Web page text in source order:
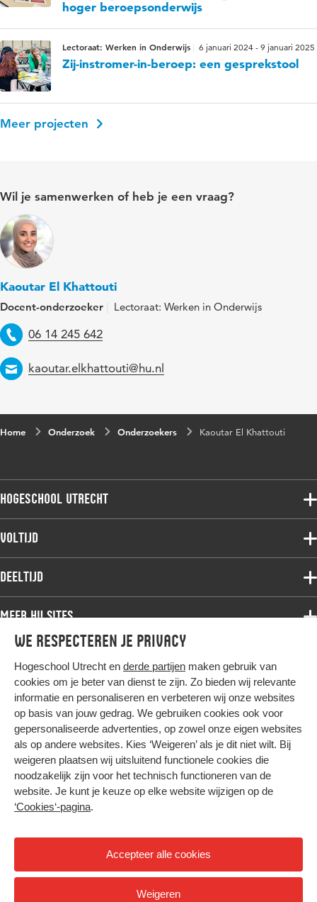
We respecteren je privacy
Hogeschool Utrecht en derde partijen maken gebruik van
cookies om je beter van dienst te zijn. Zo bieden wij relevante
informatie en personaliseren en verbeteren wij onze websites
op basis van jouw gedrag. We gebruiken cookies ook voor
gepersonaliseerde advertenties, op zowel onze eigen websites
als op andere websites. Kies ‘Weigeren’ als je dit niet wilt. Bij
weigeren plaatsen wij uitsluitend functionele cookies die
noodzakelijk zijn voor het technisch functioneren van de
website. Je kunt je keuze op elke website wijzigen op de
‘Cookies‘-pagina.
Accepteer alle cookies
Weigeren
hoger beroepsonderwijs
Lectoraat: Werken in Onderwijs 6 januari 2024 - 9 januari 2025
Zij-instromer-in-beroep: een gesprekstool
Meer projecten
Wil je samenwerken of heb je een vraag?
Kaoutar El Khattouti
Docent-onderzoeker Lectoraat: Werken in Onderwijs
Telefoon
06 14 245 642
Email
kaoutar.elkhattouti@hu.nl
Home Onderzoek Onderzoekers Kaoutar El Khattouti
Hogeschool Utrecht
Voltijdopleidingen
Deeltijdopleidingen
Onderzoek
Werken bij de HU
Contact
Voltijd
Associate degree
Bachelor
Master
Studiekeuze voltijd
Deeltijd
Associate degree
Bachelor
Master
Post-master
Studiekeuze deeltijd
Meer HU sites
HU International
HU Bibliotheek
HU Ontwikkelt
Duurzame HU
Intranet
Trajectum
Hier komt alles samen
Colofon
Privacy
Cookies
Nieuwsbrief
Hoog contrast